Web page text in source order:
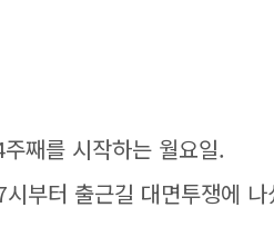
째를 시작하는 월요일.
부터 출근길 대면투쟁에 나